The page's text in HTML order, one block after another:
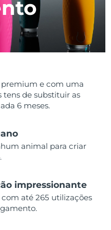
e com uma
tens de substituir as
6 meses.
animal para criar
impressionante
até 265 utilizações